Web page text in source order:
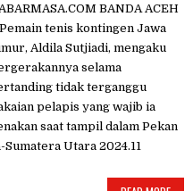
BANDA ACEH
tenis kontingen Jawa
Aldila Sutjiadi, mengaku
selama
tidak terganggu
pelapis yang wajib ia
saat tampil dalam Pekan
Utara 2024.11